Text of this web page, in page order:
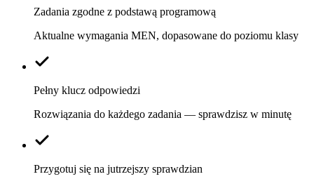
Zadania zgodne z podstawą programową
Aktualne wymagania MEN, dopasowane do poziomu klasy
Pełny klucz odpowiedzi
Rozwiązania do każdego zadania — sprawdzisz w minutę
Przygotuj się na jutrzejszy sprawdzian